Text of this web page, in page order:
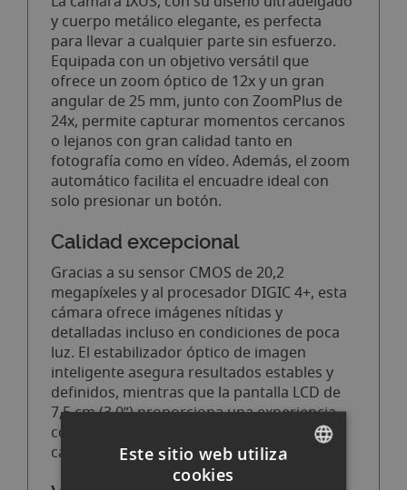
y cuerpo metálico elegante, es perfecta
para llevar a cualquier parte sin esfuerzo.
Equipada con un objetivo versátil que
ofrece un zoom óptico de 12x y un gran
angular de 25 mm, junto con ZoomPlus de
24x, permite capturar momentos cercanos
o lejanos con gran calidad tanto en
fotografía como en vídeo. Además, el zoom
automático facilita el encuadre ideal con
solo presionar un botón.
Calidad excepcional
Gracias a su sensor CMOS de 20,2
megapíxeles y al procesador DIGIC 4+, esta
cámara ofrece imágenes nítidas y
detalladas incluso en condiciones de poca
luz. El estabilizador óptico de imagen
inteligente asegura resultados estables y
definidos, mientras que la pantalla LCD de
7,5 cm (3,0”) proporciona una experiencia
cómoda para disparar y revisar tus
capturas.
Este sitio web utiliza
cookies